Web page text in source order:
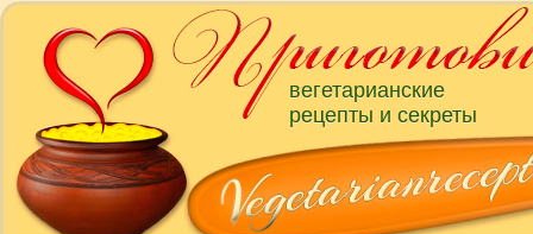
вегетарианские
рецепты и секреты